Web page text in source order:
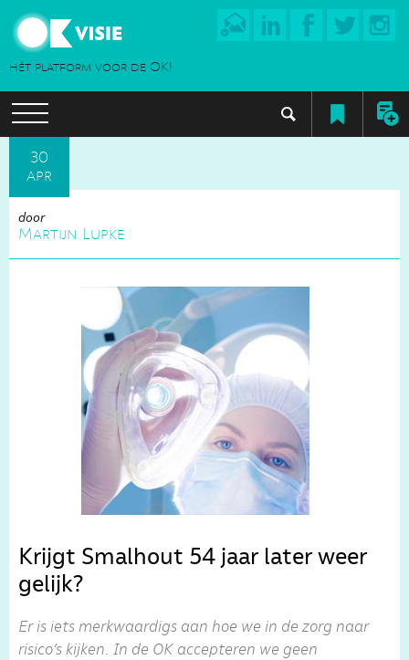
hét platform voor de OK!
30
apr
door
Martijn Lupke
Krijgt Smalhout 54 jaar later weer
gelijk?
Er is iets merkwaardigs aan hoe we in de zorg naar
risico’s kijken. In de OK accepteren we geen